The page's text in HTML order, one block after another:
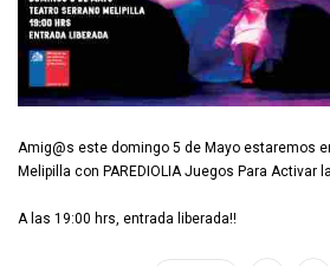
Amig@s este domingo 5 de Mayo estaremos
Melipilla con PAREDIOLIA Juegos Para Activar
A las 19:00 hrs, entrada liberada!!